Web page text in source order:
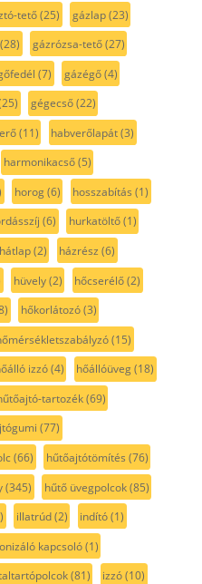
tető(25) gázlap(23)
(28) gázrózsa-tető(27)
(7) gázégő(4)
gégecső(22)
(11) habverőlapát(3)
harmonikacső(5)
horog(6) hosszabítás (1)
(6) hurkatöltő(1)
hátlap(2) házrész (6)
hüvely(2) hőcserélő(2)
hőkorlátozó(3)
(15)
izzó(4) hőállóüveg(18)
tartozék(69)
(77)
(66) hűtőajtótömítés (76)
(345) hűtő üvegpolcok(85)
illatrúd(2) indító(1)
kapcsoló(1)
(81) izzó(10)